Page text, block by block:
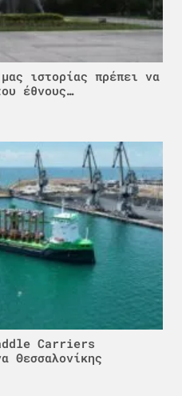
ιστορίας πρέπει να
έθνους…
Carriers
Θεσσαλονίκης